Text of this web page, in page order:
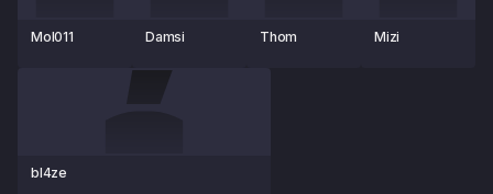
Mol011 Damsi Thom Mizi
bl4ze